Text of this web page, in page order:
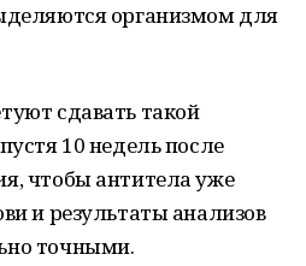
организмом для
сдавать такой
10 недель после
чтобы антитела уже
и результаты анализов
точными.